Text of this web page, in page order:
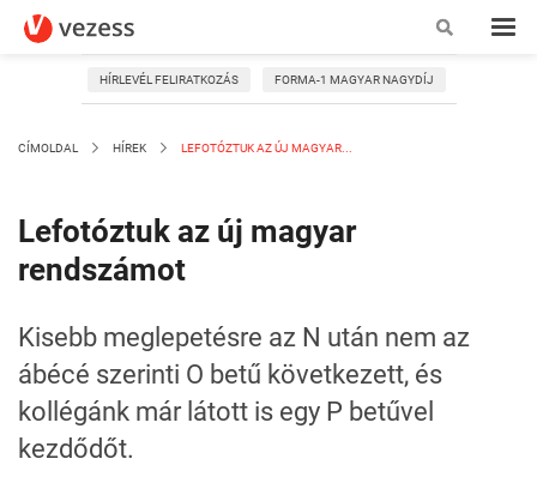
HÍRLEVÉL FELIRATKOZÁS FORMA-1 MAGYAR NAGYDÍJ
CÍMOLDAL HÍREK LEFOTÓZTUK AZ ÚJ MAGYAR...
Lefotóztuk az új magyar
rendszámot
Kisebb meglepetésre az N után nem az
ábécé szerinti O betű következett, és
kollégánk már látott is egy P betűvel
kezdődőt.